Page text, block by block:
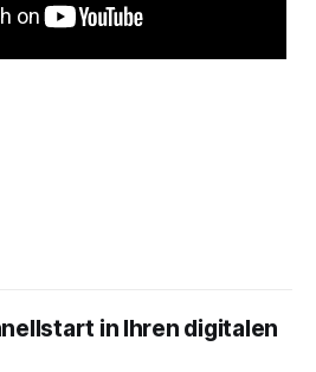
in Ihren digitalen